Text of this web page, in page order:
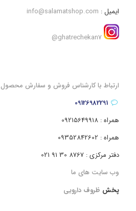
ایمیل : info@salamatshop.com
ghatrechekan7@
ارتباط با کارشناس فروش و سفارش محصول
09126982291
همراه : 09215649918
همراه : 09352842602
دفتر مرکزی : 8767 30 91 021
وب سایت های ما
پخش ظروف دارویی